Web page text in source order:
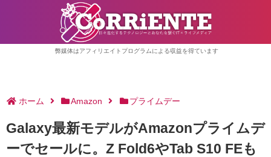
弊媒体はアフィリエイトプログラムによる収益を得ています
ホーム Amazon プライムデー
Galaxy最新モデルがAmazonプライムデ
ーでセールに。Z Fold6やTab S10 FEも